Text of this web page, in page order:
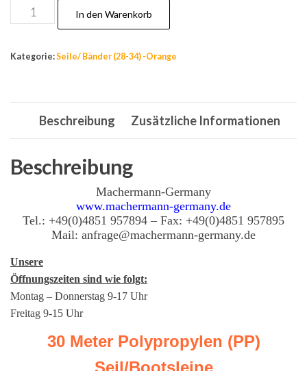
Nr.30
Spannseil,Kordel,Schot
mm,30m,Tauwerk,Polypropylen
In den Warenkorb
Kategorie:Seile/ Bänder (28-34) -Orange
Beschreibung Zusätzliche Informationen
Beschreibung
Machermann-Germany
www.machermann-germany.de
Tel.: +49(0)4851 957894 – Fax: +49(0)4851 957895
Mail: anfrage@machermann-germany.de
Unsere
Öffnungszeiten sind wie folgt:
Montag – Donnerstag 9-17 Uhr
Freitag 9-15 Uhr
30 Meter Polypropylen (PP)